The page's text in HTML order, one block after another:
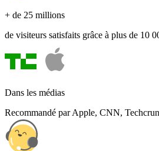
+ de 25 millions
de visiteurs satisfaits grâce à plus de 10
Dans les médias
Recommandé par Apple, CNN,